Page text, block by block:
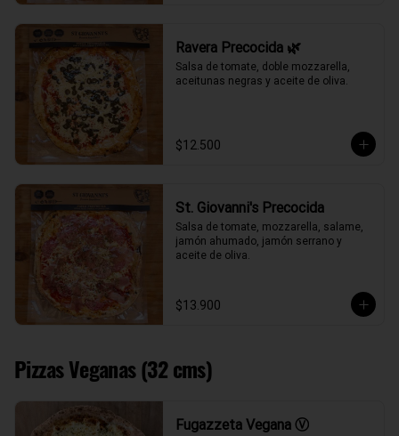
Ravera Precocida 🌿
Salsa de tomate, doble mozzarella,
aceitunas negras y aceite de oliva.
$12.500
St. Giovanni's Precocida
Salsa de tomate, mozzarella, salame,
jamón ahumado, jamón serrano y
aceite de oliva.
$13.900
Pizzas Veganas (32 cms)
Fugazzeta Vegana Ⓥ